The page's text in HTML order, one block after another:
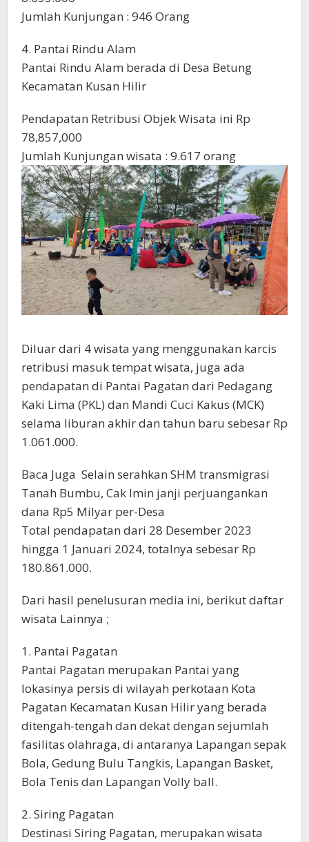
Jumlah Kunjungan : 946 Orang
4. Pantai Rindu Alam
Pantai Rindu Alam berada di Desa Betung
Kecamatan Kusan Hilir
Pendapatan Retribusi Objek Wisata ini Rp
78,857,000
Jumlah Kunjungan wisata : 9.617 orang
Diluar dari 4 wisata yang menggunakan karcis
retribusi masuk tempat wisata, juga ada
pendapatan di Pantai Pagatan dari Pedagang
Kaki Lima (PKL) dan Mandi Cuci Kakus (MCK)
selama liburan akhir dan tahun baru sebesar Rp
1.061.000.
Baca Juga Selain serahkan SHM transmigrasi
Tanah Bumbu, Cak Imin janji perjuangankan
dana Rp5 Milyar per-Desa
Total pendapatan dari 28 Desember 2023
hingga 1 Januari 2024, totalnya sebesar Rp
180.861.000.
Dari hasil penelusuran media ini, berikut daftar
wisata Lainnya ;
1. Pantai Pagatan
Pantai Pagatan merupakan Pantai yang
lokasinya persis di wilayah perkotaan Kota
Pagatan Kecamatan Kusan Hilir yang berada
ditengah-tengah dan dekat dengan sejumlah
fasilitas olahraga, di antaranya Lapangan sepak
Bola, Gedung Bulu Tangkis, Lapangan Basket,
Bola Tenis dan Lapangan Volly ball.
2. Siring Pagatan
Destinasi Siring Pagatan, merupakan wisata